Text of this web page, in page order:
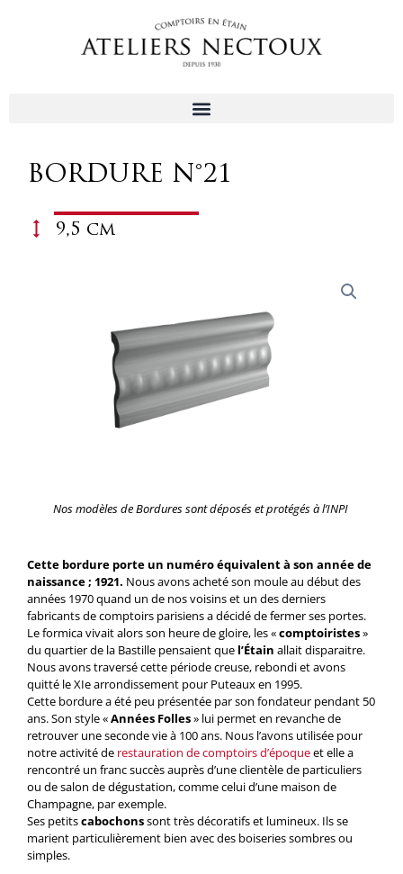
BORDURE N°21
9,5 cm
Nos modèles de Bordures sont déposés et protégés à l’INPI
Cette bordure porte un numéro équivalent à son année de
naissance ; 1921. Nous avons acheté son moule au début des
années 1970 quand un de nos voisins et un des derniers
fabricants de comptoirs parisiens a décidé de fermer ses portes.
Le formica vivait alors son heure de gloire, les «comptoiristes»
du quartier de la Bastille pensaient que l’Étain allait disparaitre.
Nous avons traversé cette période creuse, rebondi et avons
quitté le XIe arrondissement pour Puteaux en 1995.
Cette bordure a été peu présentée par son fondateur pendant 50
ans. Son style «Années Folles» lui permet en revanche de
retrouver une seconde vie à 100 ans. Nous l’avons utilisée pour
notre activité de restauration de comptoirs d’époqueet elle a
rencontré un franc succès auprès d’une clientèle de particuliers
ou de salon de dégustation, comme celui d’une maison de
Champagne, par exemple.
Ses petitscabochonssont très décoratifs et lumineux. Ils se
marient particulièrement bien avec des boiseries sombres ou
simples.